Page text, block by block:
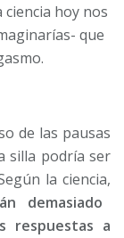
hoy nos
que
de las pausas
silla podría ser
la ciencia,
demasiado
respuestas a